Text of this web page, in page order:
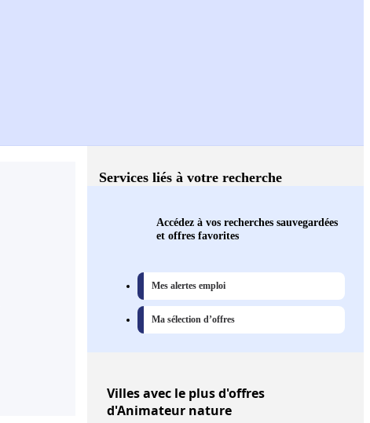
Services liés à votre recherche
Accédez à vos recherches sauvegardées
et offres favorites
Mes alertes emploi
Ma sélection d’offres
Villesavec le plus d'offres
d'Animateur nature